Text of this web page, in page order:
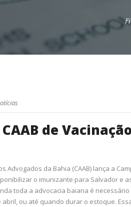
de
Advogados da Bahia (CAAB) lança a
o imunizante para Salvador e
toda a advocacia baiana é
abril, ou até quando durar o estoque.